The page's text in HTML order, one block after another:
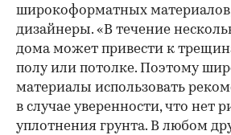
широкоформатных
дизайнеры. «В течение
дома может привести к
полу или потолке. Поэтому
материалы использовать
в случае уверенности, что нет
уплотнения грунта. В любом